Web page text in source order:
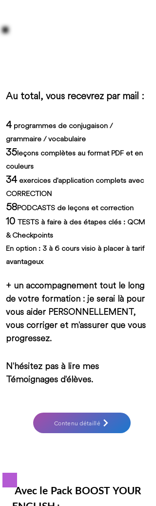
Au total, vous recevrez par mail :
4programmes de conjugaison /
grammaire / vocabulaire
35leçons complètes au format PDF et en
couleurs
34exercices d'application complets avec
CORRECTION
58PODCASTS de leçons et correction
10 TESTS à faire à des étapes clés : QCM
& Checkpoints
En option : 3 à 6 cours visio à placer à tarif
avantageux
+ un accompagnement tout le long
de votre formation : je serai là pour
vous aider PERSONNELLEMENT,
vous corriger et m'assurer que vous
progressez.
N'hésitez pas à lire mes
Témoignages d'élèves.
Contenu détaillé
Avec le Pack BOOST YOUR